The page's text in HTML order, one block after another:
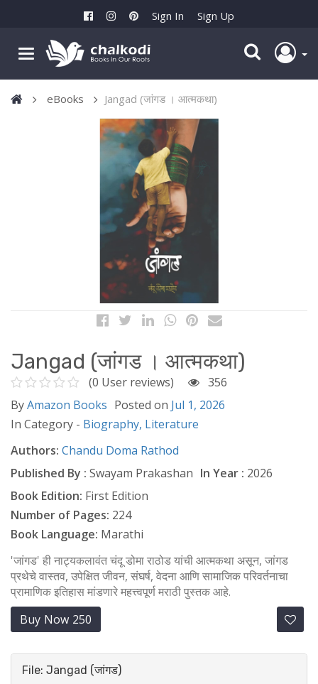
Sign In Sign Up
eBooks Jangad (जांगड । आत्मकथा)
Jangad (जांगड । आत्मकथा)
(0 User reviews)
356
ByAmazon Books Posted on Jul 1, 2026
In Category - Biography, Literature
Authors: Chandu Doma Rathod
Published By : Swayam Prakashan In Year : 2026
Book Edition: First Edition
Number of Pages: 224
Book Language: Marathi
'जांगड' ही नाट्यकलावंत चंदू डोमा राठोड यांची आत्मकथा असून, जांगड
प्रथेचे वास्तव, उपेक्षित जीवन, संघर्ष, वेदना आणि सामाजिक परिवर्तनाचा
प्रामाणिक इतिहास मांडणारे महत्त्वपूर्ण मराठी पुस्तक आहे.
Buy Now 250
File: Jangad (जांगड)